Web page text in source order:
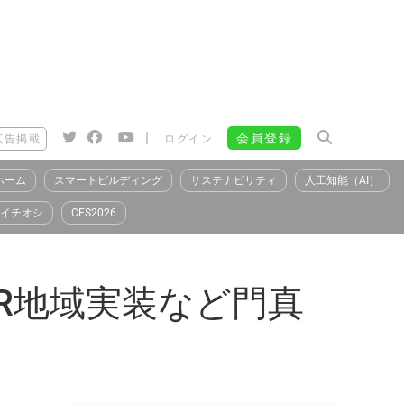
告掲載 | ログイン 会員登録
ーム スマートビルディング サステナビリティ 人工知能（AI）
イチオシ CES2026
域実装など門真